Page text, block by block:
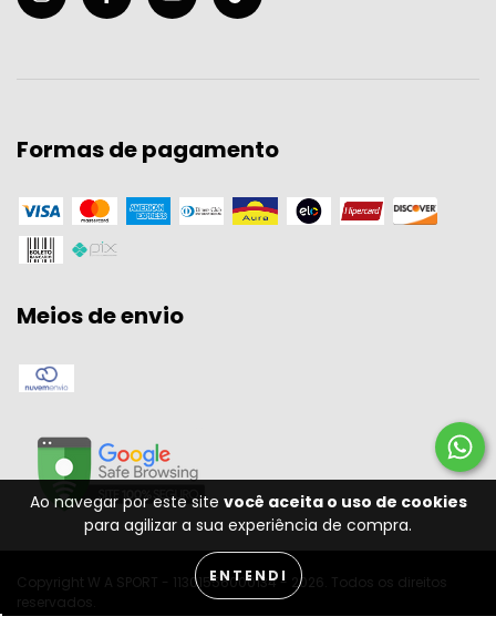
Ao navegar por este site você aceita o uso de cookies
para agilizar a sua experiência de compra.
ENTENDI
Formas de pagamento
Meios de envio
Copyright W A SPORT - 11301556000134 - 2026. Todos os direitos
reservados.